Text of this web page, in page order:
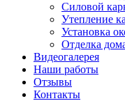
Силовой
Утепление
Установка
Отделка
Видеогалерея
Наши работы
Отзывы
Контакты